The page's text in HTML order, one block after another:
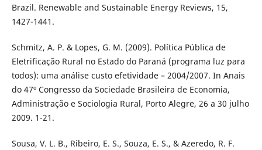
Brazil. Renewable and Sustainable Energy Reviews, 15,
1427-1441.
Schmitz, A. P. & Lopes, G. M. (2009). Política Pública de
Eletrificação Rural no Estado do Paraná (programa luz para
todos): uma análise custo efetividade – 2004/2007. In Anais
do 47º Congresso da Sociedade Brasileira de Economia,
Administração e Sociologia Rural, Porto Alegre, 26 a 30 julho
2009. 1-21.
Sousa, V. L. B., Ribeiro, E. S., Souza, E. S., & Azeredo, R. F.